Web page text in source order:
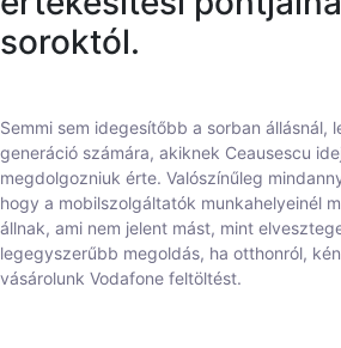
soroktól.
Semmi sem idegesítőbb a sorban állásnál,
generáció számára, akiknek Ceausescu
megdolgozniuk érte. Valószínűleg
hogy a mobilszolgáltatók munkahelyeinél
állnak, ami nem jelent mást, mint
legegyszerűbb megoldás, ha otthonról,
vásárolunk Vodafone feltöltést.